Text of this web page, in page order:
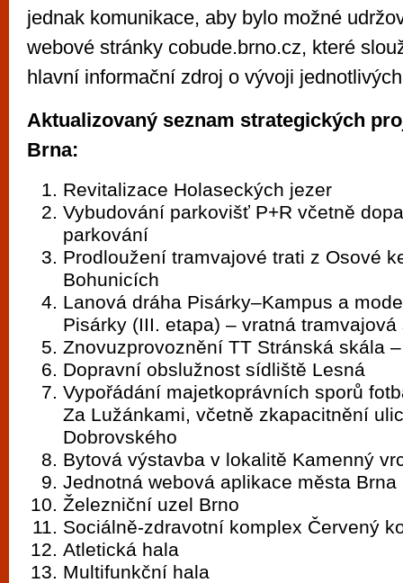
jednak komunikace, aby bylo možné
webové stránky cobude.brno.cz, které
hlavní informační zdroj o vývoji
Aktualizovaný seznam strategických
Brna:
Revitalizace Holaseckých jezer
Vybudování parkovišť P+R včetně
parkování
Prodloužení tramvajové trati z Osové
Bohunicích
Lanová dráha Pisárky–Kampus a
Pisárky (III. etapa) – vratná tramvajová
Znovuzprovoznění TT Stránská skála
Dopravní obslužnost sídliště Lesná
Vypořádání majetkoprávních sporů
Za Lužánkami, včetně zkapacitnění
Dobrovského
Bytová výstavba v lokalitě Kamenný
Jednotná webová aplikace města Brna
Železniční uzel Brno
Sociálně-zdravotní komplex Červený
Atletická hala
Multifunkční hala